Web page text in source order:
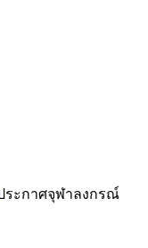
ระกาศจุฬาลงกรณ์